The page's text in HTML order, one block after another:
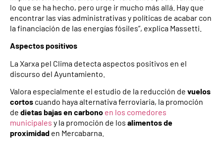
lo que se ha hecho, pero urge ir mucho más allá. Hay que
encontrar las vías administrativas y políticas de acabar con
la financiación de las energías fósiles”, explica Massetti.
Aspectos positivos
La Xarxa pel Clima detecta aspectos positivos en el
discurso del Ayuntamiento.
Valora especialmente el estudio de la reducción de vuelos
cortos cuando haya alternativa ferroviaria, la promoción
de dietas bajas en carbono en los comedores
municipales y la promoción de los alimentos de
proximidad en Mercabarna.